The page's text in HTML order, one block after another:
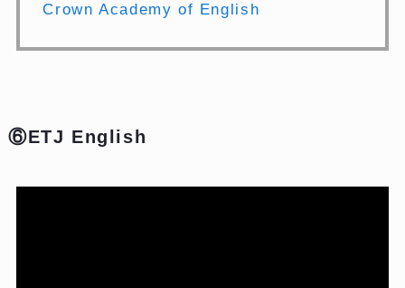
Crown Academy of English
⑥ETJ English